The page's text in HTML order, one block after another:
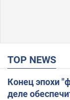
TOP NEWS
Конец эпохи
деле